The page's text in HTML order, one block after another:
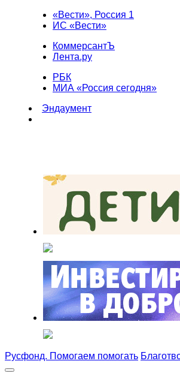
«Вести», Россия 1
ИС «Вести»
КоммерсантЪ
Лента.ру
РБК
МИА «Россия сегодня»
Эндаумент
Русфонд. Помогаем помогать